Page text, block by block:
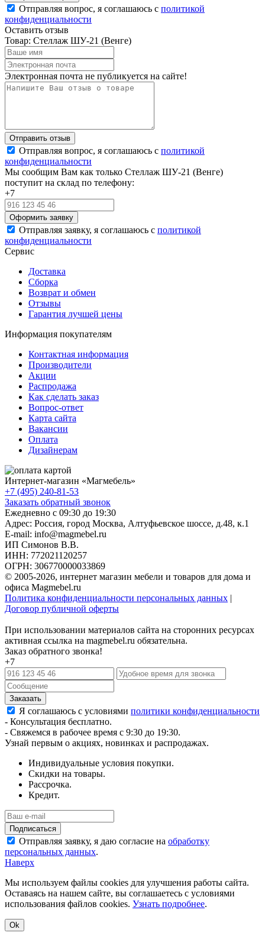
Отправляя вопрос, я соглашаюсь с политикой
конфиденциальности
Оставить отзыв
Товар: Стеллаж ШУ-21 (Венге)
Электронная почта не публикуется на сайте!
Отправляя вопрос, я соглашаюсь с политикой
конфиденциальности
Мы сообщим Вам как только Стеллаж ШУ-21 (Венге)
поступит на склад по телефону:
+7
Отправляя заявку, я соглашаюсь с политикой
конфиденциальности
Сервис
Доставка
Сборка
Возврат и обмен
Отзывы
Гарантия лучшей цены
Информация покупателям
Контактная информация
Производители
Акции
Распродажа
Как сделать заказ
Вопрос-ответ
Карта сайта
Вакансии
Оплата
Дизайнерам
Интернет-магазин «Магмебель»
+7 (495) 240-81-53
Заказать обратный звонок
Ежедневно с 09:30 до 19:30
Адрес: Россия, город Москва, Алтуфьевское шоссе, д.48, к.1
E-mail: info@magmebel.ru
ИП Симонов В.В.
ИНН: 772021120257
ОГРН: 306770000033869
© 2005-2026, интернет магазин мебели и товаров для дома и
офиса Magmebel.ru
Политика конфиденциальности персональных данных |
Договор публичной оферты
При использовании материалов сайта на сторонних ресурсах
активная ссылка на magmebel.ru обязательна.
Заказ обратного звонка!
+7
Я соглашаюсь с условиями политики конфиденциальности
- Консультация бесплатно.
- Свяжемся в рабочее время с 9:30 до 19:30.
Узнай первым о акциях, новинках и распродажах.
Индивидуальные условия покупки.
Скидки на товары.
Рассрочка.
Кредит.
Отправляя заявку, я даю согласие на обработку
персональных данных.
Наверх
Мы используем файлы cookies для улучшения работы сайта.
Оставаясь на нашем сайте, вы соглашаетесь с условиями
использования файлов cookies. Узнать подробнее.
Ok